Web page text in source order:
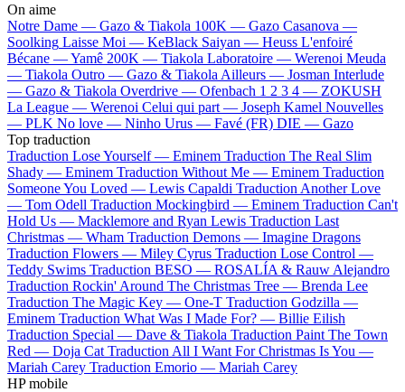
On aime
Notre Dame — Gazo & Tiakola 100K — Gazo Casanova —
Soolking Laisse Moi — KeBlack Saiyan — Heuss L'enfoiré
Bécane —Yamê 200K — Tiakola Laboratoire — Werenoi Meuda
— Tiakola Outro — Gazo & Tiakola Ailleurs — Josman Interlude
— Gazo & Tiakola Overdrive — Ofenbach 1 2 3 4 — ZOKUSH
La League — Werenoi Celui qui part — Joseph Kamel Nouvelles
— PLK No love — Ninho Urus — Favé (FR) DIE — Gazo
Top traduction
Traduction Lose Yourself — Eminem Traduction The Real Slim
Shady — Eminem Traduction Without Me — Eminem Traduction
Someone You Loved — Lewis Capaldi Traduction Another Love
— Tom Odell Traduction Mockingbird — Eminem Traduction Can't
Hold Us — Macklemore and Ryan Lewis Traduction Last
Christmas — Wham Traduction Demons — Imagine Dragons
Traduction Flowers — Miley Cyrus Traduction Lose Control —
Teddy Swims Traduction BESO — ROSALÍA & Rauw Alejandro
Traduction Rockin' Around The Christmas Tree — Brenda Lee
Traduction The Magic Key — One-T Traduction Godzilla —
Eminem Traduction What Was I Made For? — Billie Eilish
Traduction Special — Dave & Tiakola Traduction Paint The Town
Red — Doja Cat Traduction All I Want For Christmas Is You —
Mariah Carey Traduction Emorio — Mariah Carey
HP mobile